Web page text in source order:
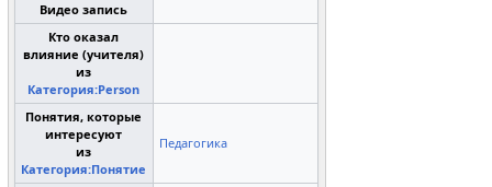
Видео запись
Кто оказал
влияние (учителя)
из
Категория:Person
Понятия, которые
интересуют
из
Категория:Понятие
Педагогика